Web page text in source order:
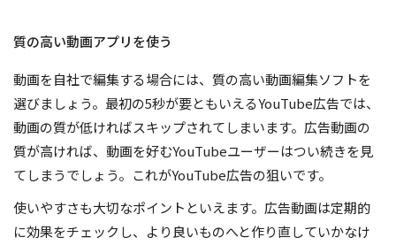
質の高い動画アプリを使う
動画を自社で編集する場合には、質の高い動画編集ソフトを
選びましょう。最初の5秒が要ともいえるYouTube広告では、
動画の質が低ければスキップされてしまいます。広告動画の
質が高ければ、動画を好むYouTubeユーザーはつい続きを見
てしまうでしょう。これがYouTube広告の狙いです。
使いやすさも大切なポイントといえます。広告動画は定期的
に効果をチェックし、より良いものへと作り直していかなけ